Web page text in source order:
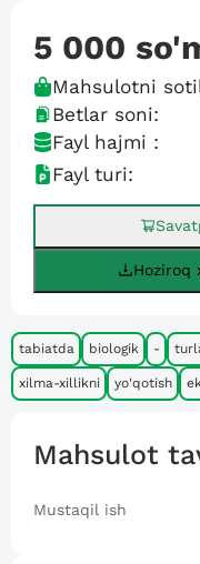
5 000
Mahsulotni
Betlar soni:
Fayl hajmi :
Fayl turi:
Hoziroq
tabiatda biologik -
xilma-xillikni yo'qotish
Mahsulot
Mustaqil ish